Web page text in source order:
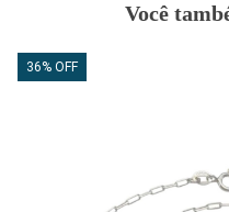
Você
36% OFF